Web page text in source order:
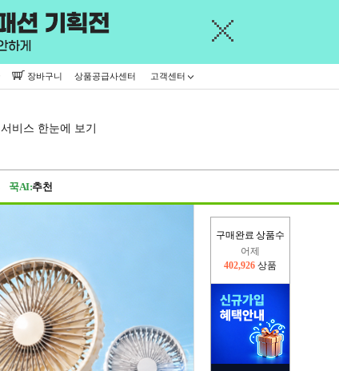
장바구니 상품공급사센터 고객센터
서비스 한눈에 보기
꾹AI:추천
구매완료 상품수
오늘(현재)
226,496 상품